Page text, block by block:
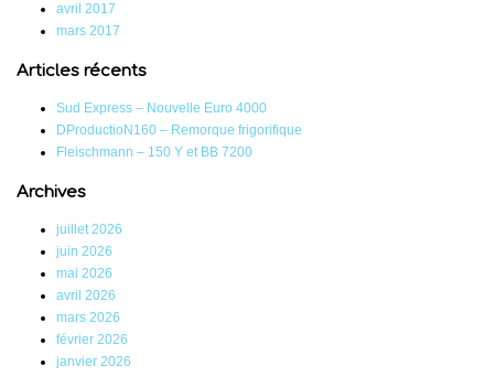
avril 2017
mars 2017
Articles récents
Sud Express – Nouvelle Euro 4000
DProductioN160 – Remorque frigorifique
Fleischmann – 150 Y et BB 7200
Archives
juillet 2026
juin 2026
mai 2026
avril 2026
mars 2026
février 2026
janvier 2026